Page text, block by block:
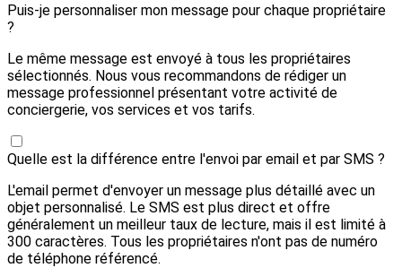
Puis-je personnaliser mon message pour chaque propriétaire
?
Le même message est envoyé à tous les propriétaires
sélectionnés. Nous vous recommandons de rédiger un
message professionnel présentant votre activité de
conciergerie, vos services et vos tarifs.
Quelle est la différence entre l'envoi par email et par SMS ?
L'email permet d'envoyer un message plus détaillé avec un
objet personnalisé. Le SMS est plus direct et offre
généralement un meilleur taux de lecture, mais il est limité à
300 caractères. Tous les propriétaires n'ont pas de numéro
de téléphone référencé.